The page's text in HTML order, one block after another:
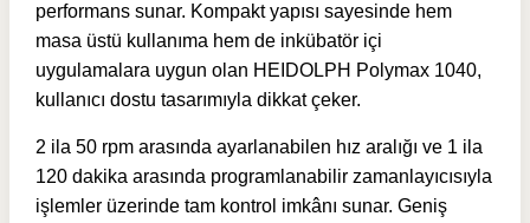
performans sunar. Kompakt yapısı sayesinde hem
masa üstü kullanıma hem de inkübatör içi
uygulamalara uygun olan HEIDOLPH Polymax 1040,
kullanıcı dostu tasarımıyla dikkat çeker.
2 ila 50 rpm arasında ayarlanabilen hız aralığı ve 1 ila
120 dakika arasında programlanabilir zamanlayıcısıyla
işlemler üzerinde tam kontrol imkânı sunar. Geniş